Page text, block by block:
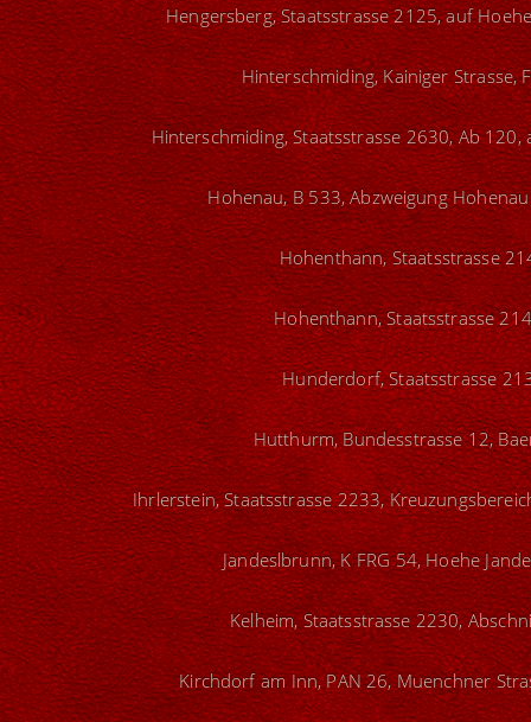
Hengersberg, Staatsstrasse 2125, auf
Hinterschmiding, Kainiger Strasse,
Hinterschmiding, Staatsstrasse 2630, Ab
Hohenau, B 533, Abzweigung
Hohenthann, Staatsstrasse
Hohenthann, Staatsstrasse
Hunderdorf, Staatsstrasse
Hutthurm, Bundesstrasse 12,
Ihrlerstein, Staatsstrasse 2233,
Jandeslbrunn, K FRG 54, Hoehe
Kelheim, Staatsstrasse 2230,
Kirchdorf am Inn, PAN 26, Muenchner